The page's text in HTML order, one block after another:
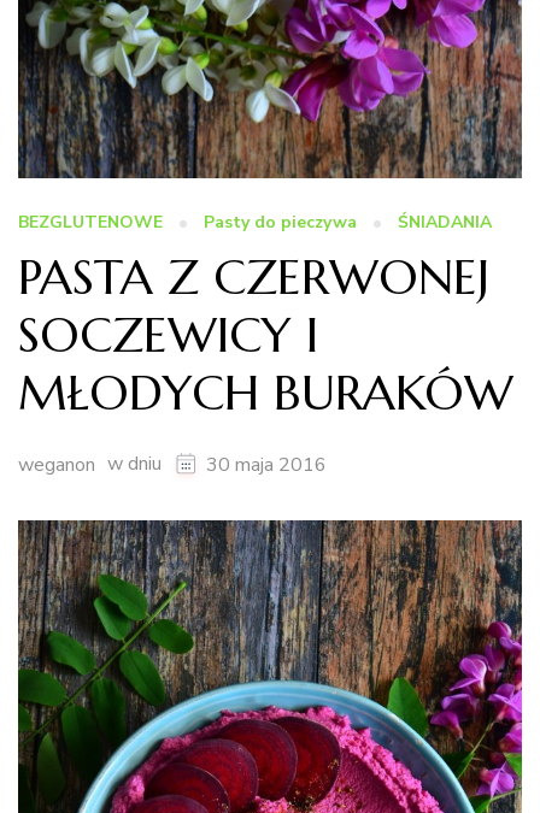
BEZGLUTENOWE Pasty do pieczywa ŚNIADANIA
PASTA Z CZERWONEJ
SOCZEWICY I
MŁODYCH BURAKÓW
weganon w dniu 30 maja 2016